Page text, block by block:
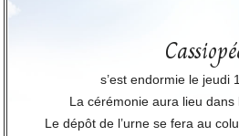
s’est endormie le jeudi
La cérémonie aura lieu dans
Le dépôt de l’urne se fera au